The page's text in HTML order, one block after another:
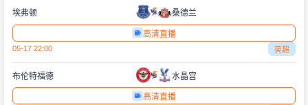
埃弗顿 桑德兰
高清直播
05-17 22:00 英超
布伦特福德 水晶宫
高清直播